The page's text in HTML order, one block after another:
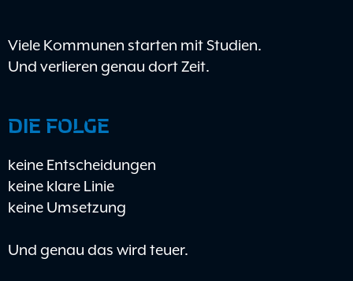
Viele Kommunen starten mit Studien.
Und verlieren genau dort Zeit.
DIE FOLGE
keine Entscheidungen
keine klare Linie
keine Umsetzung
Und genau das wird teuer.